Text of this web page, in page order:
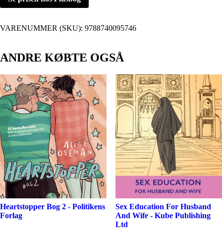
VARENUMMER (SKU): 9788740095746
ANDRE KØBTE OGSÅ
Heartstopper Bog 2 - Politikens
Forlag
Sex Education For Husband
And Wife - Kube Publishing
Ltd